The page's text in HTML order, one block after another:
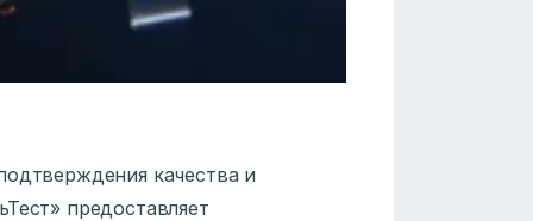
качества и
предоставляет